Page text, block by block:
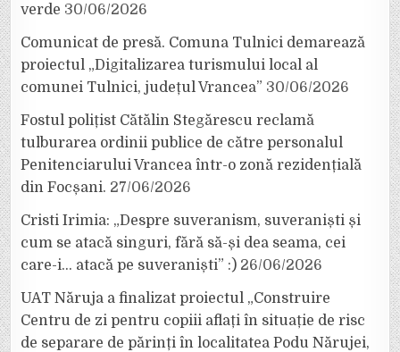
verde 30/06/2026
Comunicat de presă. Comuna Tulnici demarează
proiectul „Digitalizarea turismului local al
comunei Tulnici, județul Vrancea” 30/06/2026
Fostul polițist Cătălin Stegărescu reclamă
tulburarea ordinii publice de către personalul
Penitenciarului Vrancea într-o zonă rezidențială
din Focșani. 27/06/2026
Cristi Irimia: „Despre suveranism, suveraniști și
cum se atacă singuri, fără să-și dea seama, cei
care-i… atacă pe suveraniști” :) 26/06/2026
UAT Năruja a finalizat proiectul „Construire
Centru de zi pentru copiii aflați în situație de risc
de separare de părinți în localitatea Podu Nărujei,